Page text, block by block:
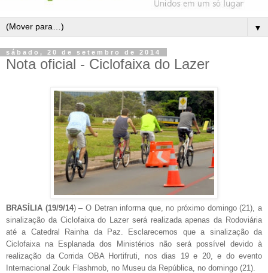
▼
sábado, 20 de setembro de 2014
Nota oficial - Ciclofaixa do Lazer
BRASÍLIA (19/9/14) – O Detran informa que, no próximo domingo (21), a
sinalização da Ciclofaixa do Lazer será realizada apenas da Rodoviária
até a Catedral Rainha da Paz. Esclarecemos que a sinalização da
Ciclofaixa na Esplanada dos Ministérios não será possível devido à
realização da Corrida OBA Hortifruti, nos dias 19 e 20, e do evento
Internacional Zouk Flashmob, no Museu da República, no domingo (21).